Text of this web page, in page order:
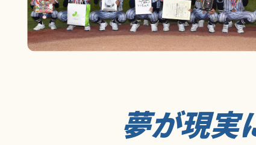
夢が現実